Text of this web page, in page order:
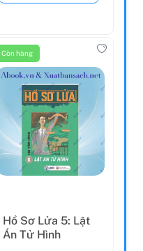
Còn hàng
Hồ Sơ Lửa 5: Lật
Án Tử Hình